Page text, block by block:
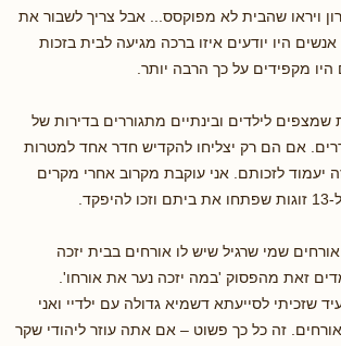
ויראו שהבית לא מפוקסס... אבל צריך לשבור את
היו יודעים איזו ברכה מגיעה לבית בזכות
מקפידים על כך הרבה יותר.
שמצפים לילדים ובינתיים מתגוררים בדירות של
אם הם רק יצליחו להקדיש חדר אחד למטרות
יעמוד לזכותם. אני עוקבת מקרוב אחרי מקרים
שמי שרגיל שיש לו אורחים בבית יזכה
זאת מהפסוק 'במה יזכה נער את אורחו'.
שזכיתי לסייעתא דשמיא גדולה עם ילדיי ואני
זה כל כך פשוט – אם אתה עוזר ליהודי שקר